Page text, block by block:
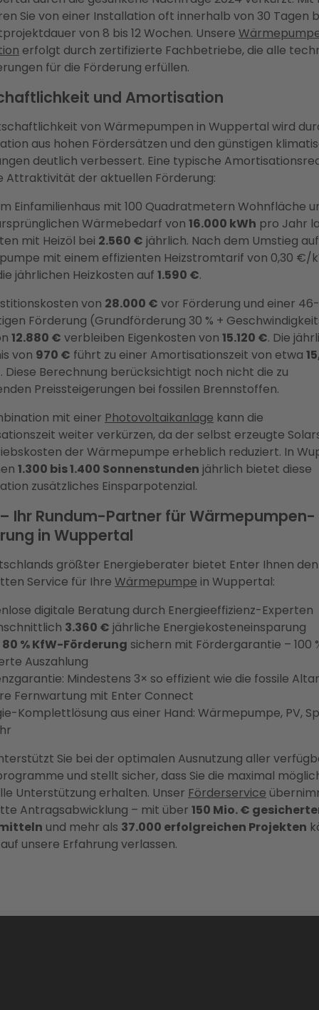
Sie von einer Installation oft innerhalb von 30 Tagen
von 8 bis 12 Wochen. Unsere
erfolgt durch zertifizierte Fachbetriebe, die alle
für die Förderung erfüllen.
und Amortisation
von Wärmepumpen in Wuppertal wird
aus hohen Fördersätzen und den günstigen
deutlich verbessert. Eine typische
Attraktivität der aktuellen Förderung:
Einfamilienhaus mit 100 Quadratmetern Wohnfläche
Wärmebedarf von 16.000 kWh pro Jahr
mit Heizöl bei 2.560 € jährlich. Nach dem Umstieg
mit einem effizienten Heizstromtarif von 0,30 €/
jährlichen Heizkosten auf 1.590 €.
von 28.000 € vor Förderung und einer 46-
Förderung (Grundförderung 30 % +
12.880 € verbleiben Eigenkosten von 15.120 €. Die
von 970 € führt zu einer Amortisationszeit von etwa
. Diese Berechnung berücksichtigt noch nicht die zu
Preissteigerungen bei fossilen Brennstoffen.
mit einer Photovoltaikanlage kann die
weiter verkürzen, da der selbst erzeugte
der Wärmepumpe erheblich reduziert. In
1.300 bis 1.400 Sonnenstunden jährlich bietet diese
zusätzliches Einsparpotenzial.
Ihr Rundum-Partner für Wärmepumpen-
in Wuppertal
größter Energieberater bietet Enter Ihnen den
Service für Ihre Wärmepumpe in Wuppertal:
digitale Beratung durch Energieeffizienz-Experten
3.360 € jährliche Energiekosteneinsparung
80 % KfW-Förderung sichern mit Fördergarantie – 100
Auszahlung
Mindestens 3× so effizient wie die fossile
Fernwartung mit Enter Connect
Komplettlösung aus einer Hand: Wärmepumpe, PV,
Sie bei der optimalen Ausnutzung aller
und stellt sicher, dass Sie die maximal
Unterstützung erhalten. Unser Förderservice
Antragsabwicklung – mit über 150 Mio. €
und mehr als 37.000 erfolgreichen Projekten
unsere Erfahrung verlassen.